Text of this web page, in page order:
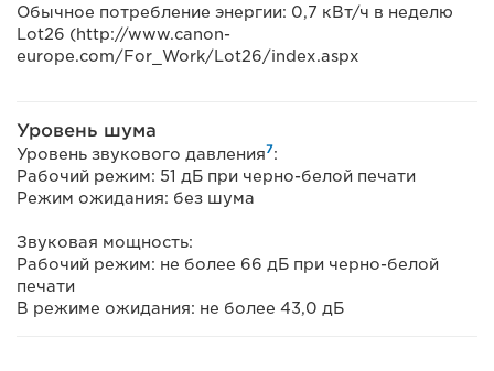
Обычное потребление энергии: 0,7 кВт/ч в неделю
Lot26 (http://www.canon-
europe.com/For_Work/Lot26/index.aspx
Уровень шума
Уровень звукового давления7:
Рабочий режим: 51 дБ при черно-белой печати
Режим ожидания: без шума
Звуковая мощность:
Рабочий режим: не более 66 дБ при черно-белой
печати
В режиме ожидания: не более 43,0 дБ